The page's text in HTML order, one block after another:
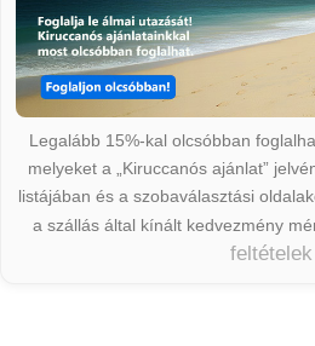
Legalább 15%-kal olcsóbban
melyeket a „Kiruccanós ajánlat”
listájában és a szobaválasztási
a szállás által kínált kedvezmény
feltételek